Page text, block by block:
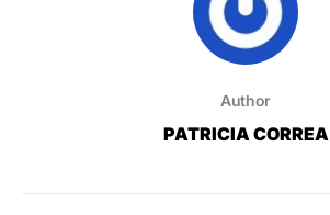
Author
PATRICIA CORREA